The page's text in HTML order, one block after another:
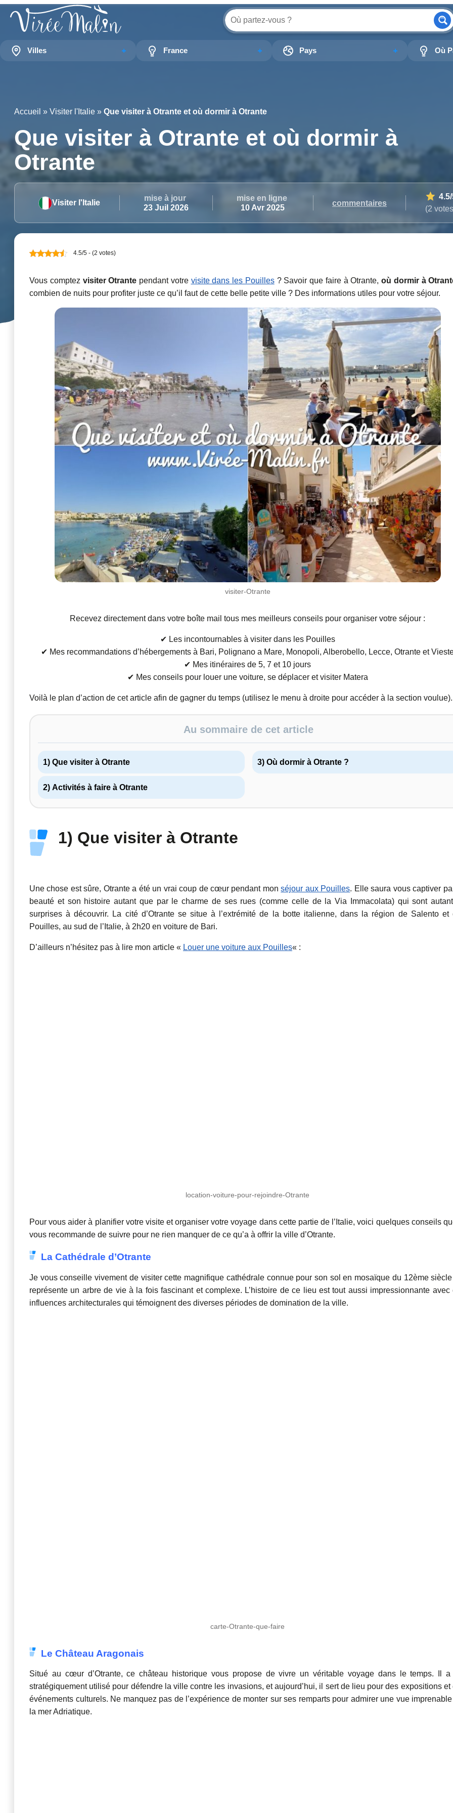
Villes France Pays Où
Accueil » Visiter l'Italie » Que visiter à Otrante et où dormir à Otrante
Que visiter à Otrante et où dormir à
Otrante
Visiter l'Italie
mise à jour
23 Juil 2026
mise en ligne
10 Avr 2025
commentaires
4.5
(2
4.5/5 - (2 votes)
Vous comptez visiter Otrante pendant votre visite dans les Pouilles? Savoir que faire à Otrante, où dormir à
combien de nuits pour profiter juste ce qu’il faut de cette belle petite ville ? Des informations utiles pour votre séjour.
visiter-Otrante
Recevez directement dans votre boîte mail tous mes meilleurs conseils pour organiser votre séjour :
✔ Les incontournables à visiter dans les Pouilles
✔ Mes recommandations d’hébergements à Bari, Polignano a Mare, Monopoli, Alberobello, Lecce, Otrante et
✔ Mes itinéraires de 5, 7 et 10 jours
✔ Mes conseils pour louer une voiture, se déplacer et visiter Matera
Voilà le plan d’action de cet article afin de gagner du temps (utilisez le menu à droite pour accéder à la section voulue).
Au sommaire de cet article
1) Que visiter à Otrante
2) Activités à faire à Otrante
3) Où dormir à Otrante ?
1) Que visiter à Otrante
Une chose est sûre, Otrante a été un vrai coup de cœur pendant monséjour aux Pouilles. Elle saura vous captiver
beauté et son histoire autant que par le charme de ses rues (comme celle de la Via Immacolata) qui sont
surprises à découvrir. La cité d’Otrante se situe à l’extrémité de la botte italienne, dans la région de Salento et
Pouilles, au sud de l’Italie, à 2h20 en voiture de Bari.
D’ailleurs n’hésitez pas à lire mon article « Louer une voiture aux Pouilles« :
location-voiture-pour-rejoindre-Otrante
Pour vous aider à planifier votre visite et organiser votre voyage dans cette partie de l’Italie, voici quelques conseils
vous recommande de suivre pour ne rien manquer de ce qu’a à offrir la ville d’Otrante.
La Cathédrale d’Otrante
Je vous conseille vivement de visiter cette magnifique cathédrale connue pour son sol en mosaïque du 12ème
représente un arbre de vie à la fois fascinant et complexe. L’histoire de ce lieu est tout aussi impressionnante avec
influences architecturales qui témoignent des diverses périodes de domination de la ville.
carte-Otrante-que-faire
Le Château Aragonais
Situé au cœur d’Otrante, ce château historique vous propose de vivre un véritable voyage dans le temps. Il a
stratégiquement utilisé pour défendre la ville contre les invasions, et aujourd’hui, il sert de lieu pour des expositions et
événements culturels. Ne manquez pas de l’expérience de monter sur ses remparts pour admirer une vue
la mer Adriatique.